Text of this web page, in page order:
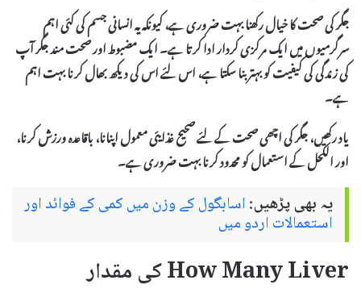
جگر کی صحت کا خیال رکھنا بہت ضروری ہے، کیونکہ یہ انسانی جسم کی کئی اہم
سرگرمیوں میں ایک مرکزی کردار ادا کرتا ہے۔ ایک مضبوط اور صحت مند جگر آپ
کی زندگی کی کیفیت کو بہتر بنا سکتا ہے، اس لئے اس کی دیکھ بھال کرنا بہت اہم
ہے۔
یاد رکھیں، جگر کی اچھی صحت کے لئے صحیح غذایئی معمول اپنانا، باقاعدہ ورزش کرنا،
اور الکحل کے استعمال کو محدود کرنا بہت ضروری ہے۔
یہ بھی پڑھیں:اسابگول کے وزن میں کمی کے فوائد اور
استعمالات اردو میں
How Many Liver کی مقدار